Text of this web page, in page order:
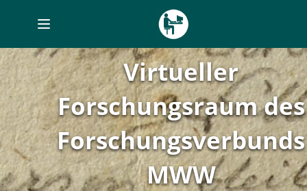
Toggle
navigation
Virtueller
Forschungsraum des
Forschungsverbunds
MWW